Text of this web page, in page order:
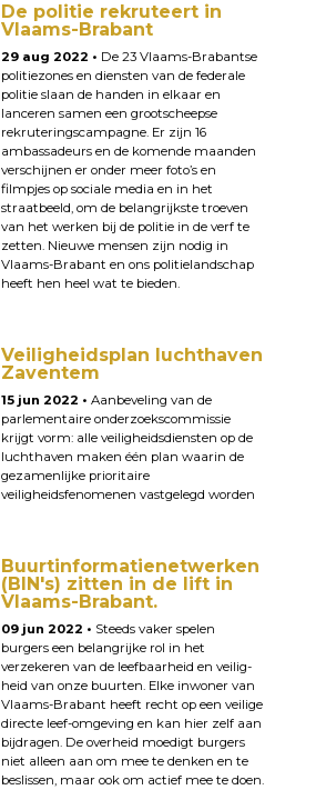
De politie rekruteert in
Vlaams-Brabant
29 aug 2022 • De 23 Vlaams-Brabantse
politiezones en diensten van de federale
politie slaan de handen in elkaar en
lanceren samen een grootscheepse
rekruteringscampagne. Er zijn 16
ambassadeurs en de komende maanden
verschijnen er onder meer foto’s en
filmpjes op sociale media en in het
straatbeeld, om de belangrijkste troeven
van het werken bij de politie in de verf te
zetten. Nieuwe mensen zijn nodig in
Vlaams-Brabant en ons politielandschap
heeft hen heel wat te bieden.
Veiligheidsplan luchthaven
Zaventem
15 jun 2022 • Aanbeveling van de
parlementaire onderzoekscommissie
krijgt vorm: alle veiligheidsdiensten op de
luchthaven maken één plan waarin de
gezamenlijke prioritaire
veiligheidsfenomenen vastgelegd worden
Buurtinformatienetwerken
(BIN's) zitten in de lift in
Vlaams-Brabant.
09 jun 2022 • Steeds vaker spelen
burgers een belangrijke rol in het
verzekeren van de leefbaarheid en veilig-
heid van onze buurten. Elke inwoner van
Vlaams-Brabant heeft recht op een veilige
directe leef-omgeving en kan hier zelf aan
bijdragen. De overheid moedigt burgers
niet alleen aan om mee te denken en te
beslissen, maar ook om actief mee te doen.